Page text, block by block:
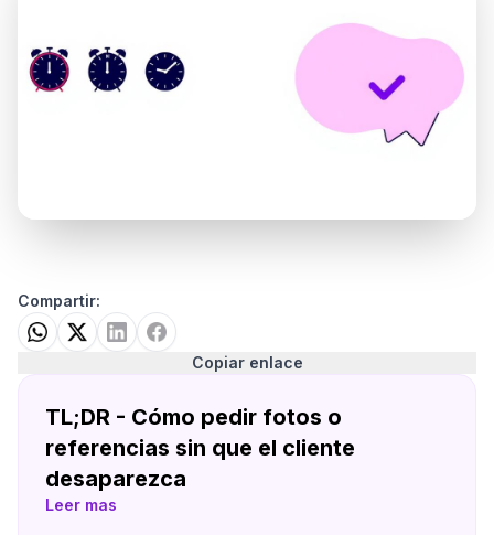
Compartir:
Copiar enlace
TL;DR - Cómo pedir fotos o
referencias sin que el cliente
desaparezca
Leer mas